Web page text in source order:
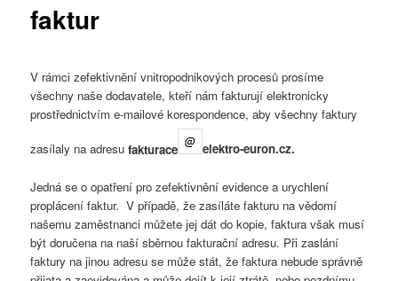
faktur
V rámci zefektivnění vnitropodnikových procesů prosíme
všechny naše dodavatele, kteří nám fakturují elektronicky
prostřednictvím e-mailové korespondence, aby všechny faktury
zasílaly na adresufakturace elektro-euron.cz.
Jedná se o opatření pro zefektivnění evidence a urychlení
proplácení faktur. V případě, že zasíláte fakturu na vědomí
našemu zaměstnanci můžete jej dát do kopie, faktura však musí
být doručena na naší sběrnou fakturační adresu. Při zaslání
faktury na jinou adresu se může stát, že faktura nebude správně